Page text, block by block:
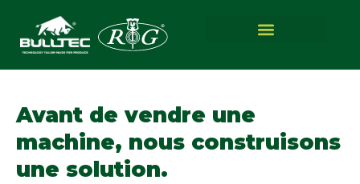
Avant de vendre une
machine, nous construisons
une solution.